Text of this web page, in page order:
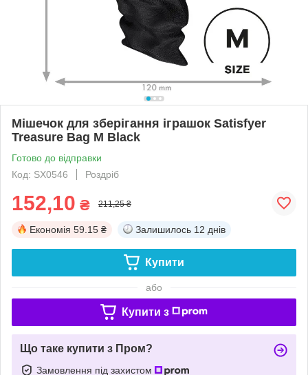
Мішечок для зберігання іграшок Satisfyer
Treasure Bag M Black
Готово до відправки
Код: SX0546
Роздріб
152,10 ₴ 211,25 ₴
Економія 59.15 ₴ Залишилось 12 днів
Купити
або
Купити з
Що таке купити з Пром?
Замовлення під захистом